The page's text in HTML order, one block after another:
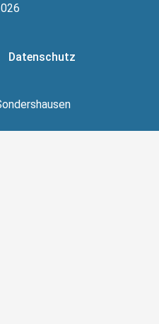
Datenschutz